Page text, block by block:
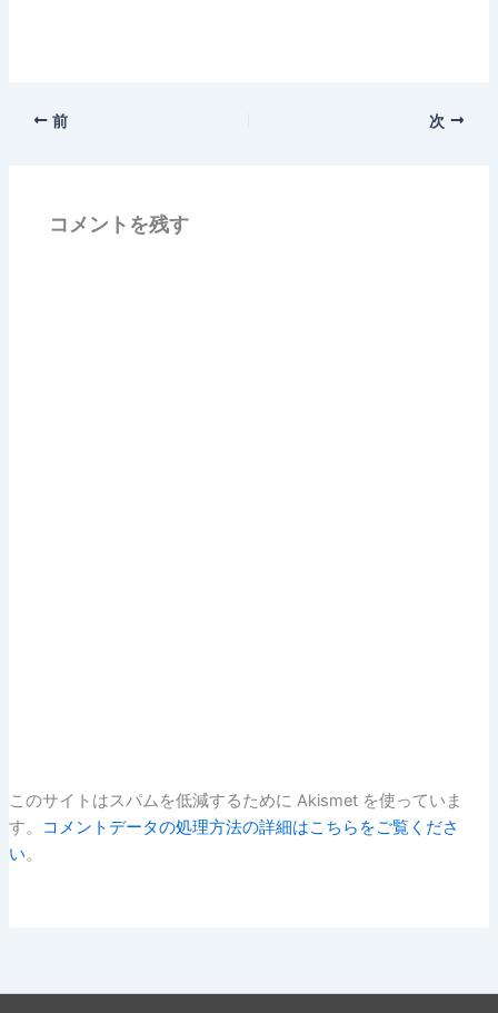
前 次
コメントを残す
このサイトはスパムを低減するために Akismet を使っていま
す。
コメントデータの処理方法の詳細はこちらをご覧くださ
い。